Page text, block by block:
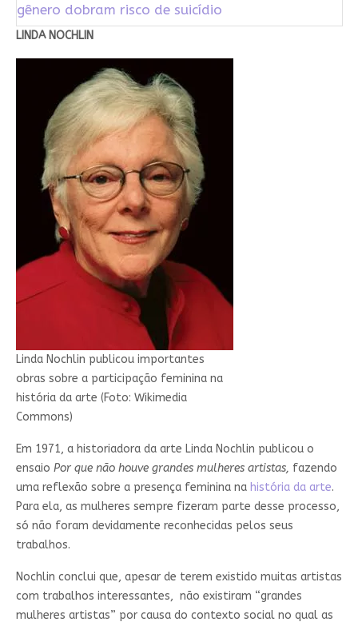
gênero dobram risco de suicídio
LINDA NOCHLIN
Linda Nochlin publicou importantes
obras sobre a participação feminina na
história da arte (Foto: Wikimedia
Commons)
Em 1971, a historiadora da arte Linda Nochlin publicou o
ensaio Por que não houve grandes mulheres artistas, fazendo
uma reflexão sobre a presença feminina na história da arte.
Para ela, as mulheres sempre fizeram parte desse processo,
só não foram devidamente reconhecidas pelos seus
trabalhos.
Nochlin conclui que, apesar de terem existido muitas artistas
com trabalhos interessantes, não existiram “grandes
mulheres artistas” por causa do contexto social no qual as